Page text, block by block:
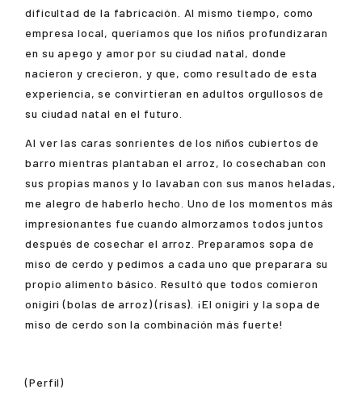
dificultad de la fabricación. Al mismo tiempo, como
empresa local, queríamos que los niños profundizaran
en su apego y amor por su ciudad natal, donde
nacieron y crecieron, y que, como resultado de esta
experiencia, se convirtieran en adultos orgullosos de
su ciudad natal en el futuro.
Al ver las caras sonrientes de los niños cubiertos de
barro mientras plantaban el arroz, lo cosechaban con
sus propias manos y lo lavaban con sus manos heladas,
me alegro de haberlo hecho. Uno de los momentos más
impresionantes fue cuando almorzamos todos juntos
después de cosechar el arroz. Preparamos sopa de
miso de cerdo y pedimos a cada uno que preparara su
propio alimento básico. Resultó que todos comieron
onigiri (bolas de arroz) (risas). ¡El onigiri y la sopa de
miso de cerdo son la combinación más fuerte!
(Perfil)